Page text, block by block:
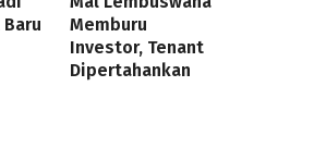
Memburu
Investor, Tenant
Dipertahankan